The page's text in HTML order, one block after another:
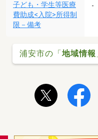
子ども・学生等医療
費助成<入院>所得制
限－備考
-
浦安市の「地域情報